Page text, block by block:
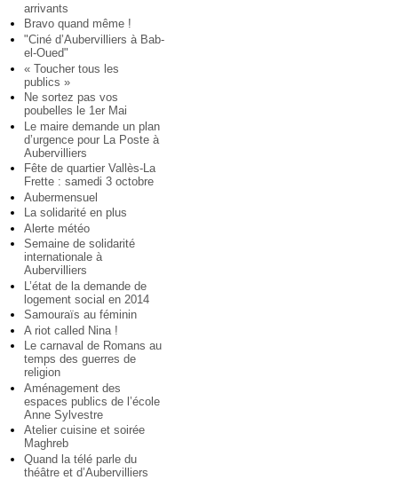
arrivants
Bravo quand même !
"Ciné d’Aubervilliers à Bab-
el-Oued"
« Toucher tous les
publics »
Ne sortez pas vos
poubelles le 1er Mai
Le maire demande un plan
d’urgence pour La Poste à
Aubervilliers
Fête de quartier Vallès-La
Frette : samedi 3 octobre
Aubermensuel
La solidarité en plus
Alerte météo
Semaine de solidarité
internationale à
Aubervilliers
L’état de la demande de
logement social en 2014
Samouraïs au féminin
A riot called Nina !
Le carnaval de Romans au
temps des guerres de
religion
Aménagement des
espaces publics de l’école
Anne Sylvestre
Atelier cuisine et soirée
Maghreb
Quand la télé parle du
théâtre et d’Aubervilliers